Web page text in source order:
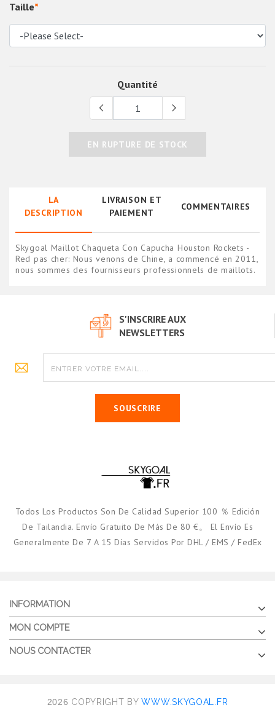
Taille*
Quantité
EN RUPTURE DE STOCK
LA
DESCRIPTION
LIVRAISON ET
PAIEMENT
COMMENTAIRES
Skygoal Maillot Chaqueta Con Capucha Houston Rockets -
Red pas cher: Nous venons de Chine, a commencé en 2011,
nous sommes des fournisseurs professionnels de maillots.
S'INSCRIRE AUX
NEWSLETTERS
SOUSCRIRE
Todos Los Productos Son De Calidad Superior 100 ％ Edición
De Tailandia. Envío Gratuito De Más De 80 €。 El Envío Es
Generalmente De 7 A 15 Días Servidos Por DHL / EMS / FedEx
INFORMATION
MON COMPTE
NOUS CONTACTER
2026 COPYRIGHT BYWWW.SKYGOAL.FR